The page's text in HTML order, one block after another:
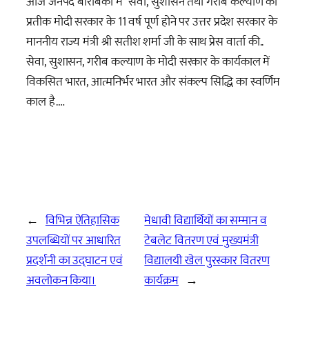
प्रतीक मोदी सरकार के 11 वर्ष पूर्ण होने पर उत्तर प्रदेश सरकार के
माननीय राज्य मंत्री श्री सतीश शर्मा जी के साथ प्रेस वार्ता की..
सेवा, सुशासन, गरीब कल्याण के मोदी सरकार के कार्यकाल में
विकसित भारत, आत्मनिर्भर भारत और संकल्प सिद्धि का स्वर्णिम
काल है.…
← विभिन्न ऐतिहासिक
उपलब्धियों पर आधारित
प्रदर्शनी का उद्घाटन एवं
अवलोकन किया।
मेधावी विद्यार्थियों का सम्मान व
टेबलेट वितरण एवं मुख्यमंत्री
विद्यालयी खेल पुरस्कार वितरण
कार्यक्रम →